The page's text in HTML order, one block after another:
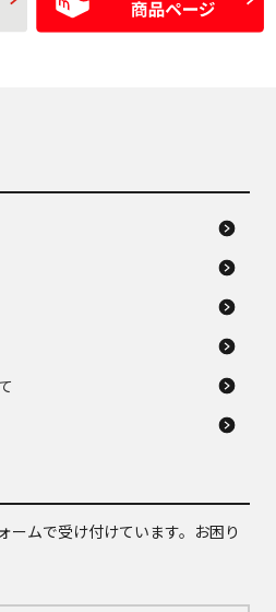
の中古品
ームで受け付けています。お困り